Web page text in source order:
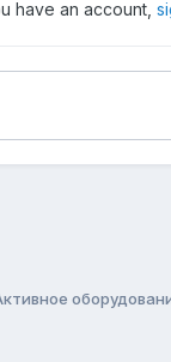
have an account,